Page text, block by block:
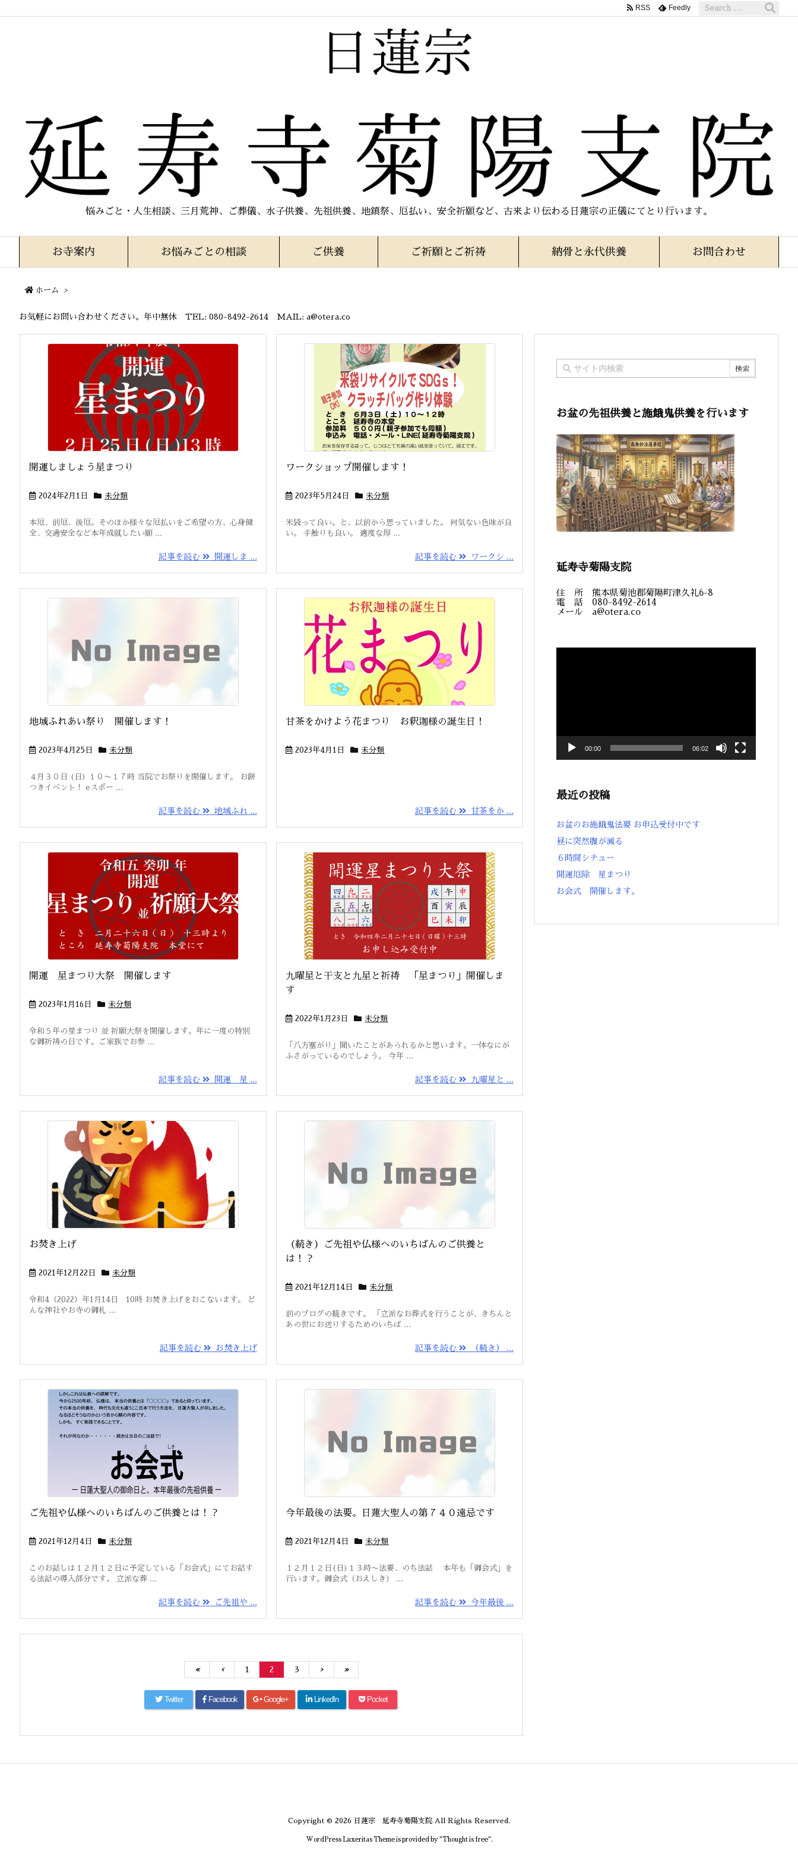
悩みごと・人生相談、三月荒神、ご葬儀、水子供養、先祖供養、地鎮祭、厄払い、安全祈願など、古来より伝わる日蓮宗の正儀にてとり行います。
お寺案内 お悩みごとの相談 ご供養 ご祈願とご祈祷 納骨と永代供養 お問合わせ
RSS Feedly
ホーム >
お気軽にお問い合わせください。年中無休 TEL: 080-8492-2614 MAIL: a@otera.co
開運しましょう星まつり
2024年2月1日 未分類
本厄、前厄、後厄。そのほか様々な厄払いをご希望の方、心身健
全、交通安全など本年成就したい願 ...
記事を読む 開運しま ...
ワークショップ開催します！
2023年5月24日 未分類
米袋って良い。と、以前から思っていました。 何気ない色味が良
い。 手触りも良い。 適度な厚 ...
記事を読む ワークシ ...
地域ふれあい祭り 開催します！
2023年4月25日 未分類
４月３０日 (日) １０〜１７時 当院でお祭りを開催します。 お餅
つきイベント！ eスポー ...
記事を読む 地域ふれ ...
甘茶をかけよう花まつり お釈迦様の誕生日！
2023年4月1日 未分類
記事を読む 甘茶をか ...
開運 星まつり大祭 開催します
2023年1月16日 未分類
令和５年の星まつり 並 祈願大祭を開催します。年に一度の特別
な御祈祷の日です。ご家族でお参 ...
記事を読む 開運 星 ...
九曜星と干支と九星と祈祷 「星まつり」開催しま
す
2022年1月23日 未分類
「八方塞がり」聞いたことがあられるかと思います。一体なにが
ふさがっているのでしょう。 今年 ...
記事を読む 九曜星と ...
お焚き上げ
2021年12月22日 未分類
令和4（2022）年1月14日 10時 お焚き上げをおこないます。 ど
んな神社やお寺の御札 ...
記事を読む お焚き上げ
（続き）ご先祖や仏様へのいちばんのご供養と
は！？
2021年12月14日 未分類
前のブログの続きです。 「立派なお葬式を行うことが、きちんと
あの世にお送りするためのいちば ...
記事を読む （続き） ...
ご先祖や仏様へのいちばんのご供養とは！？
2021年12月4日 未分類
このお話しは１２月１２日に予定している「お会式」にてお話す
る法話の導入部分です。 立派な葬 ...
記事を読む ご先祖や ...
今年最後の法要。日蓮大聖人の第７４０遠忌です
2021年12月4日 未分類
１２月１２日(日)１３時〜法要、のち法話 本年も「御会式」を
行います。御会式（おえしき） ...
記事を読む 今年最後 ...
« ‹ 1 2 3 › »
Twitter Facebook Google+ LinkedIn Pocket
お盆の先祖供養と施餓鬼供養を行います
延寿寺菊陽支院
住 所 熊本県菊池郡菊陽町津久礼6-8
電 話 080-8492-2614
メール a@otera.co
00:00 06:02
最近の投稿
お盆のお施餓鬼法要 お申込受付中です
昼に突然腹が減る
６時間シチュー
開運厄除 星まつり
お会式 開催します。
Copyright © 2026 日蓮宗 延寿寺菊陽支院All Rights Reserved.
WordPress Luxeritas Theme is provided by "Thought is free".